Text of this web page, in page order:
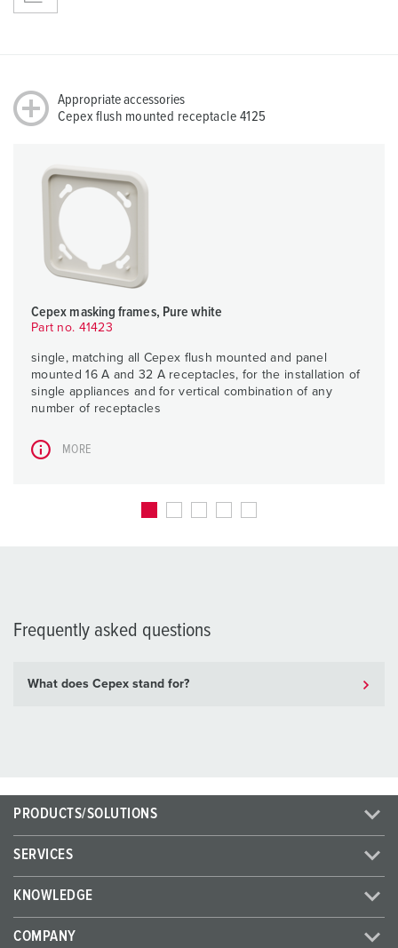
Appropriate accessories
Cepex flush mounted receptacle 4125
Cepex masking frames, Pure white
Part no. 41423
single, matching all Cepex flush mounted and panel
mounted 16 A and 32 A receptacles, for the installation of
single appliances and for vertical combination of any
number of receptacles
MORE
Frequently asked questions
What does Cepex stand for?
PRODUCTS/SOLUTIONS
SERVICES
KNOWLEDGE
COMPANY